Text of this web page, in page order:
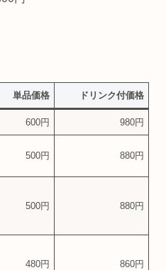
単品価格 ドリンク付価格
600円 980円
500円 880円
500円 880円
480円 860円